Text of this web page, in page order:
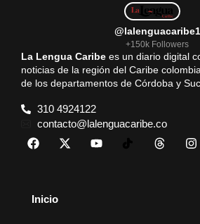
@lalenguacaribe1
+150k Followers
La Lengua Caribe es un diario digital
noticias de la región del Caribe
de los departamentos de Córdoba y
310 4924122
contacto@lalenguacaribe.co
Inicio